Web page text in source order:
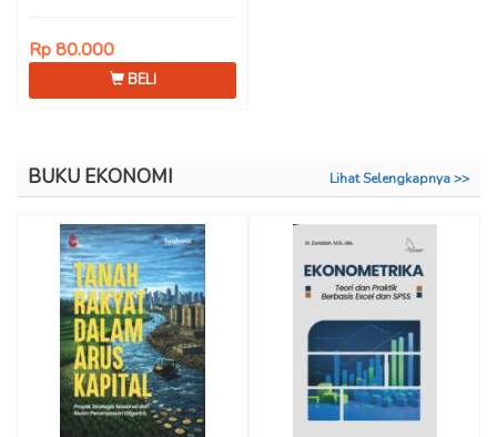
Rp 80.000
BELI
BUKU EKONOMI Lihat Selengkapnya >>